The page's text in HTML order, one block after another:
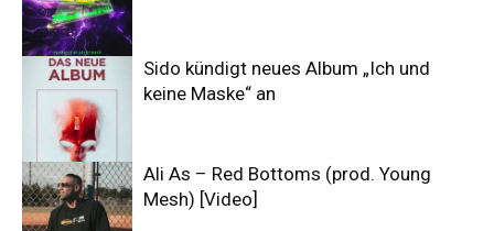
Sido kündigt neues Album „Ich und
keine Maske“ an
Ali As – Red Bottoms (prod. Young
Mesh) [Video]